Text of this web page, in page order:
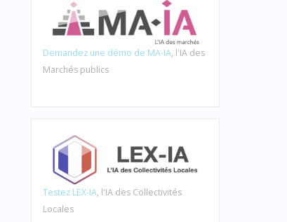
Demandez une démo de MA-IA, l'IA des
Marchés publics
Testez LEX-IA, l'IA des Collectivités
Locales